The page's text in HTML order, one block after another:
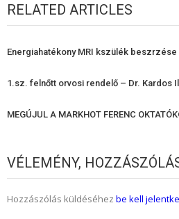
RELATED ARTICLES
Energiahatékony MRI kszülék
1.sz. felnőtt orvosi rendelő – Dr. Kardos
MEGÚJUL A MARKHOT FERENC
VÉLEMÉNY,
Hozzászólás küldéséhez be kell